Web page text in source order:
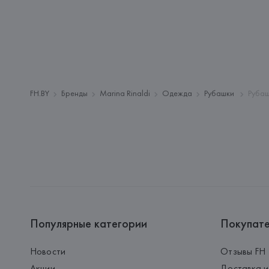
FH.BY Бренды Marina Rinaldi Одежда Рубашки
Популярные категории
Новости
Отзывы FH